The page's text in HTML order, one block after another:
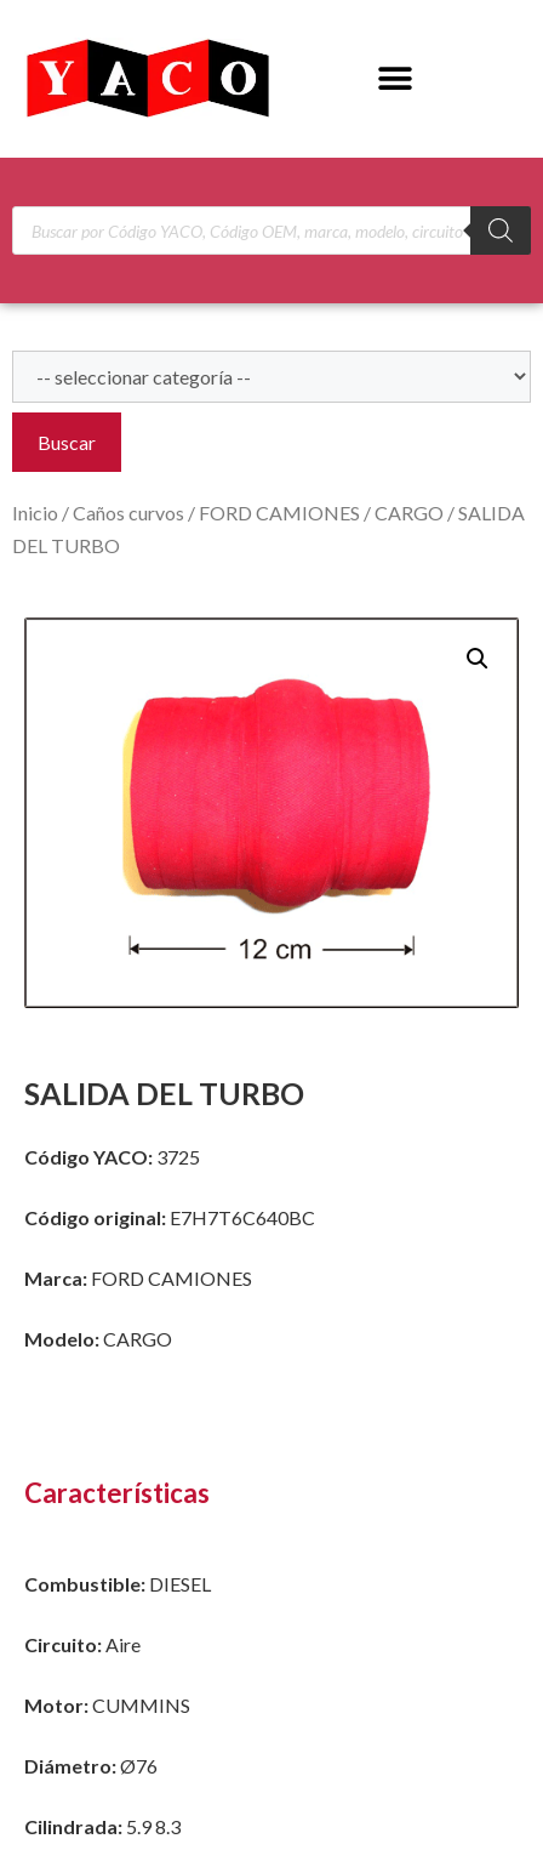
Buscar
Inicio /Caños curvos / FORD CAMIONES /CARGO / SALIDA
DEL TURBO
SALIDA DEL TURBO
Código YACO: 3725
Código original: E7H7T6C640BC
Marca: FORD CAMIONES
Modelo:CARGO
Características
Combustible: DIESEL
Circuito:Aire
Motor:CUMMINS
Diámetro:Ø76
Cilindrada: 5.9 8.3